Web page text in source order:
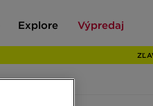
Explore Výpredaj